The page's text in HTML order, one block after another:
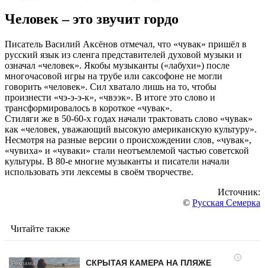
Человек – это звучит гордо
Писатель Василий Аксёнов отмечал, что «чувак» пришёл в
русский язык из сленга представителей духовой музыки и
означал «человек». Якобы музыканты («лабухи») после
многочасовой игры на трубе или саксофоне не могли
говорить «человек». Сил хватало лишь на то, чтобы
произнести «чэ-э-э-к», «чвээк». В итоге это слово и
трансформировалось в короткое «чувак».
Стиляги же в 50-60-х годах начали трактовать слово «чувак»
как «человек, уважающий высокую американскую культуру».
Несмотря на разные версии о происхождении слов, «чувак»,
«чувиха» и «чуваки» стали неотъемлемой частью советской
культуры. В 80-е многие музыканты и писатели начали
использовать эти лексемы в своём творчестве.
Источник:
© Русская Семерка
Читайте также
i
СКРЫТАЯ КАМЕРА НА ПЛЯЖЕ